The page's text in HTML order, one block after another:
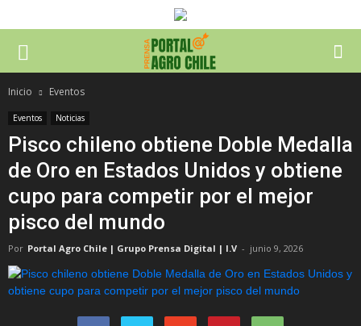
Inicio Eventos
Eventos Noticias
Pisco chileno obtiene Doble Medalla
de Oro en Estados Unidos y obtiene
cupo para competir por el mejor
pisco del mundo
Por Portal Agro Chile | Grupo Prensa Digital | I.V - junio 9, 2026